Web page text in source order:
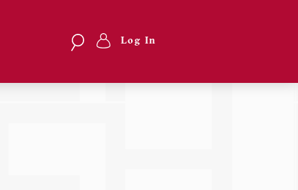
Search
SearchMenu
utente
Log In